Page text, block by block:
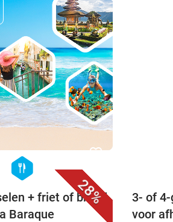
28%
favorite_border
hexagon
food
+ friet of brood
Baraque
3- of
voor